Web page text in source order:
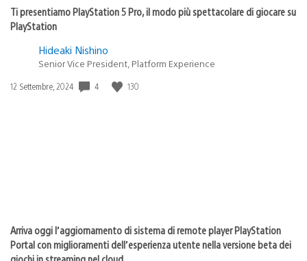
Ti presentiamo PlayStation 5 Pro, il modo più spettacolare di giocare su
PlayStation
Hideaki Nishino
Senior Vice President, Platform Experience
Data
12 Settembre, 2024 4 130
Arriva oggi l’aggiornamento di sistema di remote player PlayStation
Portal con miglioramenti dell’esperienza utente nella versione beta dei